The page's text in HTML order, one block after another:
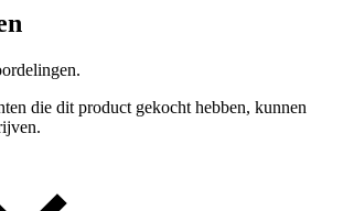
die dit product gekocht hebben, kunnen